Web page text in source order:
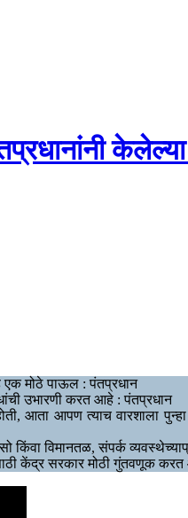
एक मोठे पाऊल : पंतप्रधान
उभारणी करत आहे : पंतप्रधान
होती, आता आपण त्याच
विमानतळ, संपर्क
केंद्र सरकार मोठी गुंतवणूक